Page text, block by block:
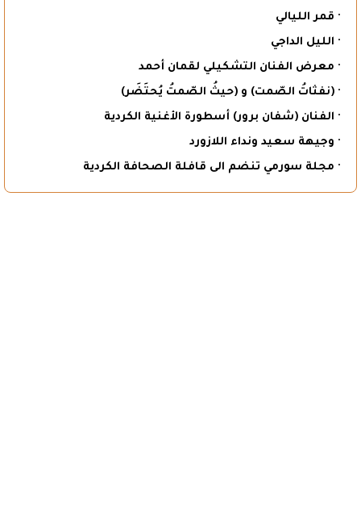
· قمر الليالي
· الليل الداجي
· معرض الفنان التشكيلي لقمان أحمد
· (نفثاتُ الصّمت) و (حيثُ الصّمتُ يُحتَضَر)
· الفنان (شفان برور) أسطورة الأغنية الكردية
· وجيهة سعيد ونداء اللازورد
· مجلة سورمي تنضم الى قافلة الصحافة الكردية